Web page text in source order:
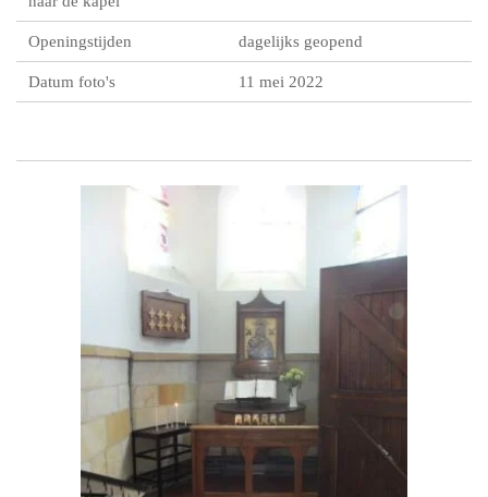
Openingstijden dagelijks geopend
Datum foto's 11 mei 2022